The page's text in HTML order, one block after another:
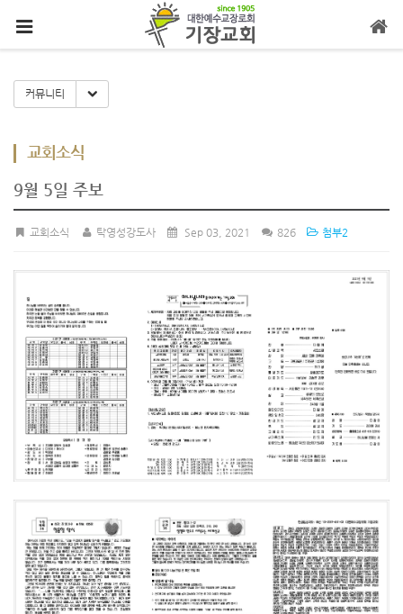
커뮤니티 Toggle Dropdown
교회소식
9월 5일 주보
교회소식 탁영성강도사 Sep 03, 2021 826 첨부2